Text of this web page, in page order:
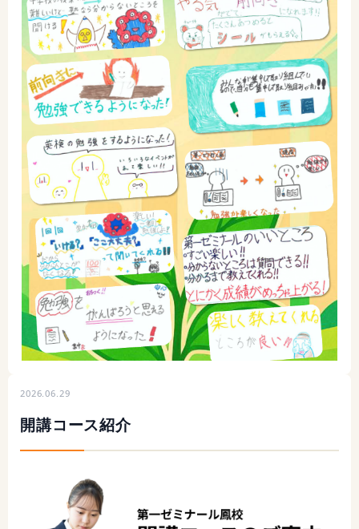
2026.06.29
開講コース紹介